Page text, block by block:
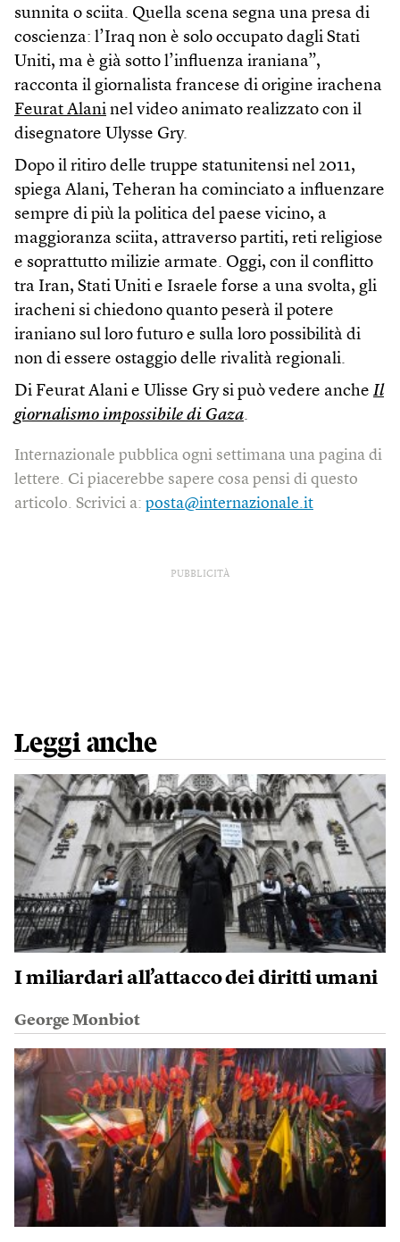
sunnita o sciita. Quella scena segna una presa di
coscienza: l’Iraq non è solo occupato dagli Stati
Uniti, ma è già sotto l’influenza iraniana”,
racconta il giornalista francese di origine irachena
Feurat Alani nel video animato realizzato con il
disegnatore Ulysse Gry.
Dopo il ritiro delle truppe statunitensi nel 2011,
spiega Alani, Teheran ha cominciato a influenzare
sempre di più la politica del paese vicino, a
maggioranza sciita, attraverso partiti, reti religiose
e soprattutto milizie armate. Oggi, con il conflitto
tra Iran, Stati Uniti e Israele forse a una svolta, gli
iracheni si chiedono quanto peserà il potere
iraniano sul loro futuro e sulla loro possibilità di
non di essere ostaggio delle rivalità regionali.
Di Feurat Alani e Ulisse Gry si può vedere anche Il
giornalismo impossibile di Gaza.
Internazionale pubblica ogni settimana una pagina di
lettere. Ci piacerebbe sapere cosa pensi di questo
articolo. Scrivici a: posta@internazionale.it
PUBBLICITÀ
Leggi anche
I miliardari all’attacco dei diritti umani
George Monbiot